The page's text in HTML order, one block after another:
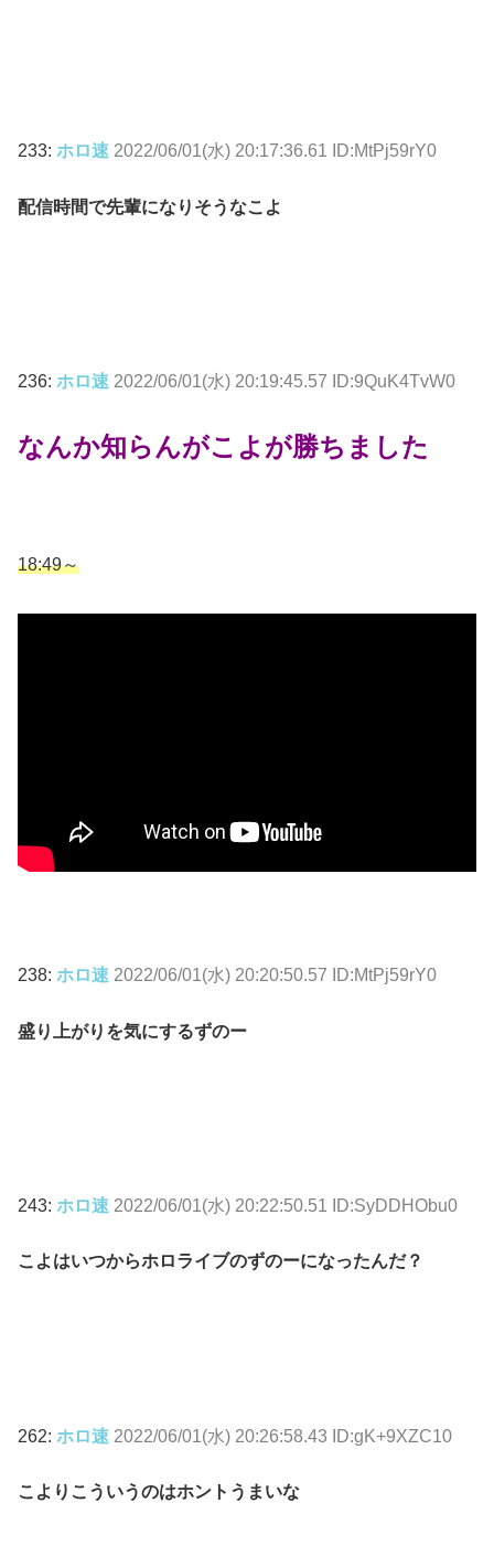
233: ホロ速 2022/06/01(水) 20:17:36.61 ID:MtPj59rY0
配信時間で先輩になりそうなこよ
236: ホロ速 2022/06/01(水) 20:19:45.57 ID:9QuK4TvW0
なんか知らんがこよが勝ちました
18:49～
238: ホロ速 2022/06/01(水) 20:20:50.57 ID:MtPj59rY0
盛り上がりを気にするずのー
243: ホロ速 2022/06/01(水) 20:22:50.51 ID:SyDDHObu0
こよはいつからホロライブのずのーになったんだ？
262: ホロ速 2022/06/01(水) 20:26:58.43 ID:gK+9XZC10
こよりこういうのはホントうまいな